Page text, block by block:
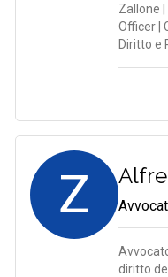
Zallone
Officer |
Diritto e
Z
diritto